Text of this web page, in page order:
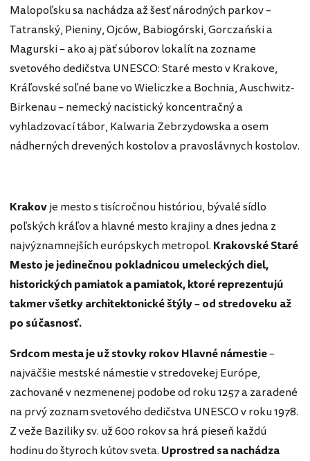
Malopoľsku sa nachádza až šesť národných parkov –
Tatranský, Pieniny, Ojców, Babiogórski, Gorczański a
Magurski – ako aj päť súborov lokalít na zozname
svetového dedičstva UNESCO: Staré mesto v Krakove,
Kráľovské soľné bane vo Wieliczke a Bochnia, Auschwitz-
Birkenau – nemecký nacistický koncentračný a
vyhladzovací tábor, Kalwaria Zebrzydowska a osem
nádherných drevených kostolov a pravoslávnych kostolov.
Krakovje mesto s tisícročnou históriou, bývalé sídlo
poľských kráľov a hlavné mesto krajiny a dnes jedna z
najvýznamnejších európskych metropol. Krakovské Staré
Mesto je jedinečnou pokladnicou umeleckých diel,
historických pamiatok a pamiatok, ktoré reprezentujú
takmer všetky architektonické štýly – od stredoveku až
po súčasnosť.
Srdcom mesta je už stovky rokov Hlavné námestie–
najväčšie mestské námestie v stredovekej Európe,
zachované v nezmenenej podobe od roku 1257 a zaradené
na prvý zoznam svetového dedičstva UNESCO v roku 1978.
Z veže Baziliky sv. už 600 rokov sa hrá pieseň každú
hodinu do štyroch kútov sveta. Uprostred sa nachádza